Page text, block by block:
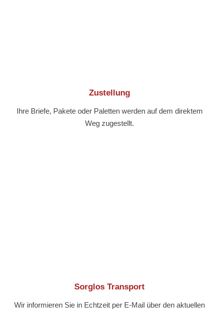
Zustellung
Ihre Briefe, Pakete oder Paletten werden auf dem direktem
Weg zugestellt.
Sorglos Transport
Wir informieren Sie in Echtzeit per E-Mail über den aktuellen